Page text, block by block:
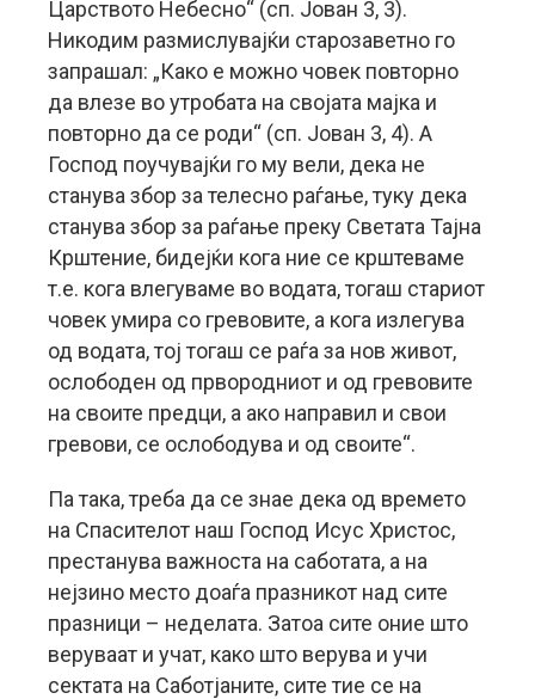
Царството Небесно“ (сп. Јован 3, 3).
Никодим размислувајќи старозаветно го
запрашал: „Како е можно човек повторно
да влезе во утробата на својата мајка и
повторно да се роди“ (сп. Јован 3, 4). А
Господ поучувајќи го му вели, дека не
станува збор за телесно раѓање, туку дека
станува збор за раѓање преку Светата Тајна
Крштение, бидејќи кога ние се крштеваме
т.е. кога влегуваме во водата, тогаш стариот
човек умира со гревовите, а кога излегува
од водата, тој тогаш се раѓа за нов живот,
ослободен од првородниот и од гревовите
на своите предци, а ако направил и свои
гревови, се ослободува и од своите“.
Па така, треба да се знае дека од времето
на Спасителот наш Господ Исус Христос,
престанува важноста на саботата, а на
нејзино место доаѓа празникот над сите
празници – неделата. Затоа сите оние што
веруваат и учат, како што верува и учи
сектата на Саботјаните, сите тие се на